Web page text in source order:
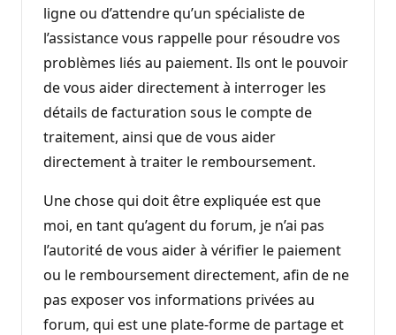
ligne ou d’attendre qu’un spécialiste de
l’assistance vous rappelle pour résoudre vos
problèmes liés au paiement. Ils ont le pouvoir
de vous aider directement à interroger les
détails de facturation sous le compte de
traitement, ainsi que de vous aider
directement à traiter le remboursement.
Une chose qui doit être expliquée est que
moi, en tant qu’agent du forum, je n’ai pas
l’autorité de vous aider à vérifier le paiement
ou le remboursement directement, afin de ne
pas exposer vos informations privées au
forum, qui est une plate-forme de partage et